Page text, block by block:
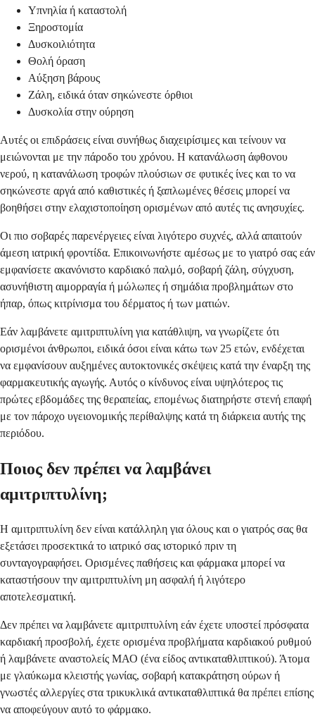
Υπνηλία ή καταστολή
Ξηροστομία
Δυσκοιλιότητα
Θολή όραση
Αύξηση βάρους
Ζάλη, ειδικά όταν σηκώνεστε όρθιοι
Δυσκολία στην ούρηση
Αυτές οι επιδράσεις είναι συνήθως διαχειρίσιμες και τείνουν να
μειώνονται με την πάροδο του χρόνου. Η κατανάλωση άφθονου
νερού, η κατανάλωση τροφών πλούσιων σε φυτικές ίνες και το να
σηκώνεστε αργά από καθιστικές ή ξαπλωμένες θέσεις μπορεί να
βοηθήσει στην ελαχιστοποίηση ορισμένων από αυτές τις ανησυχίες.
Οι πιο σοβαρές παρενέργειες είναι λιγότερο συχνές, αλλά απαιτούν
άμεση ιατρική φροντίδα. Επικοινωνήστε αμέσως με το γιατρό σας εάν
εμφανίσετε ακανόνιστο καρδιακό παλμό, σοβαρή ζάλη, σύγχυση,
ασυνήθιστη αιμορραγία ή μώλωπες ή σημάδια προβλημάτων στο
ήπαρ, όπως κιτρίνισμα του δέρματος ή των ματιών.
Εάν λαμβάνετε αμιτριπτυλίνη για κατάθλιψη, να γνωρίζετε ότι
ορισμένοι άνθρωποι, ειδικά όσοι είναι κάτω των 25 ετών, ενδέχεται
να εμφανίσουν αυξημένες αυτοκτονικές σκέψεις κατά την έναρξη της
φαρμακευτικής αγωγής. Αυτός ο κίνδυνος είναι υψηλότερος τις
πρώτες εβδομάδες της θεραπείας, επομένως διατηρήστε στενή επαφή
με τον πάροχο υγειονομικής περίθαλψης κατά τη διάρκεια αυτής της
περιόδου.
Ποιος δεν πρέπει να λαμβάνει
αμιτριπτυλίνη;
Η αμιτριπτυλίνη δεν είναι κατάλληλη για όλους και ο γιατρός σας θα
εξετάσει προσεκτικά το ιατρικό σας ιστορικό πριν τη
συνταγογραφήσει. Ορισμένες παθήσεις και φάρμακα μπορεί να
καταστήσουν την αμιτριπτυλίνη μη ασφαλή ή λιγότερο
αποτελεσματική.
Δεν πρέπει να λαμβάνετε αμιτριπτυλίνη εάν έχετε υποστεί πρόσφατα
καρδιακή προσβολή, έχετε ορισμένα προβλήματα καρδιακού ρυθμού
ή λαμβάνετε αναστολείς ΜΑΟ (ένα είδος αντικαταθλιπτικού). Άτομα
με γλαύκωμα κλειστής γωνίας, σοβαρή κατακράτηση ούρων ή
γνωστές αλλεργίες στα τρικυκλικά αντικαταθλιπτικά θα πρέπει επίσης
να αποφεύγουν αυτό το φάρμακο.